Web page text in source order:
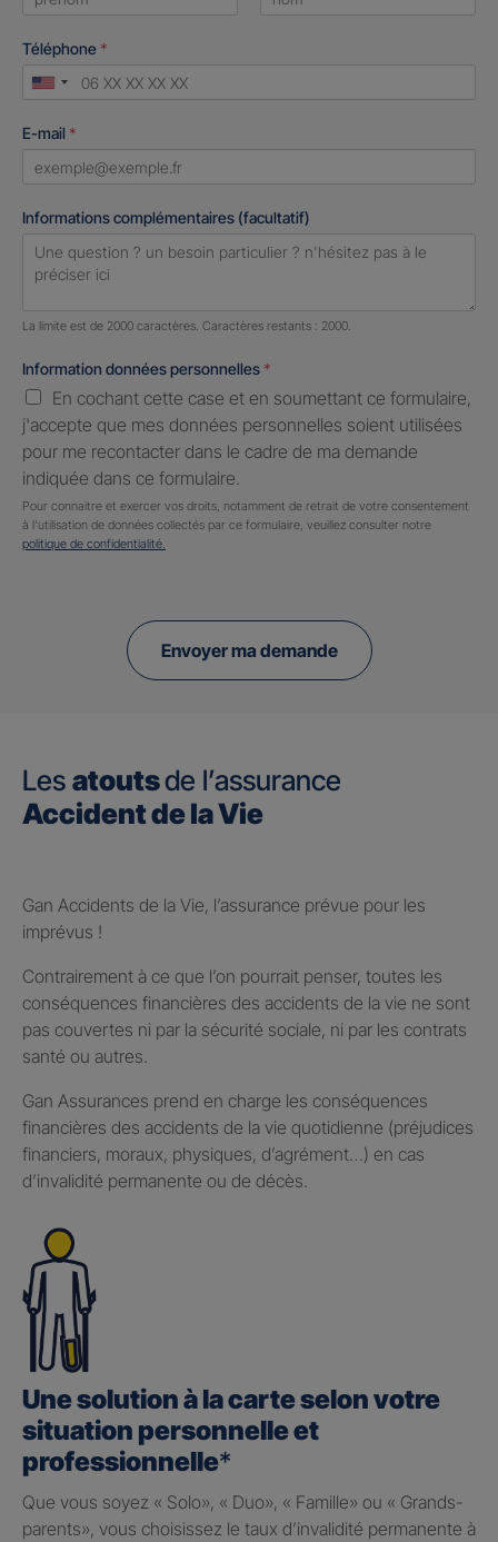
Téléphone *
United
+1
E-mail *
Informations complémentaires (facultatif)
Nombre de caractères restants :2000 caractères restants
La limite est de 2000 caractères. Caractères restants : 2000.
Information données personnelles *
En cochant cette case et en soumettant ce formulaire,
j'accepte que mes données personnelles soient utilisées
pour me recontacter dans le cadre de ma demande
indiquée dans ce formulaire.
Pour connaitre et exercer vos droits, notamment de retrait de votre consentement
à l'utilisation de données collectés par ce formulaire, veuillez consulter notre
politique de confidentialité.
Envoyer ma demande
Les atoutsde l’assurance
Accident de la Vie
Gan Accidents de la Vie, l’assurance prévue pour les
imprévus !
Contrairement à ce que l’on pourrait penser, toutes les
conséquences financières des accidents de la vie ne sont
pas couvertes ni par la sécurité sociale, ni par les contrats
santé ou autres.
Gan Assurances prend en charge les conséquences
financières des accidents de la vie quotidienne (préjudices
financiers, moraux, physiques, d’agrément…) en cas
d’invalidité permanente ou de décès.
Une solution à la carte selon votre
situation personnelle et
professionnelle*
Que vous soyez « Solo», « Duo», « Famille» ou « Grands-
parents», vous choisissez le taux d’invalidité permanente à